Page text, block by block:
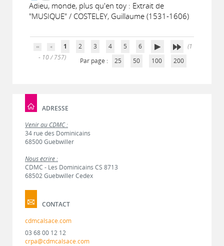
Adieu, monde, plus qu'en toy : Extrait de
"MUSIQUE" / COSTELEY, Guillaume (1531-1606)
1 2 3 4 5 6
(1
- 10 / 757)
Par page : 25 50 100 200
ADRESSE
Venir au CDMC :
34 rue des Dominicains
68500 Guebwiller
Nous écrire :
CDMC - Les Dominicains CS 8713
68502 Guebwiller Cedex
CONTACT
cdmcalsace.com
03 68 00 12 12
crpa@cdmcalsace.com